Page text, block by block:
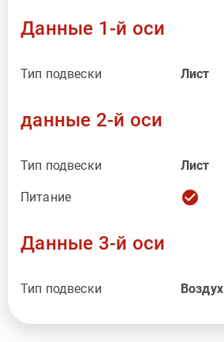
Данные 1-й оси
Тип подвески Лист
данные 2-й оси
Тип подвески Лист
Питание check_circle
Данные 3-й оси
Тип подвески Воздух